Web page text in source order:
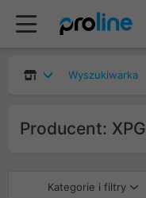
Wyszukiwarka
Producent: XPG
Kategorie i filtry